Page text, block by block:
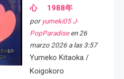
心 1988年
por yumeki05 J-
PopParadiseen 26
marzo 2026 a las 3:57
Yumeko Kitaoka /
Koigokoro